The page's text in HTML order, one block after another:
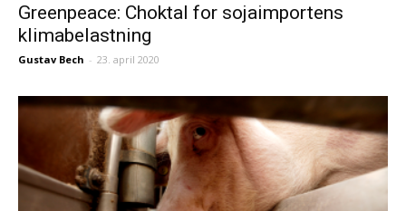
Greenpeace: Choktal for sojaimportens
klimabelastning
Gustav Bech - 23. april 2020